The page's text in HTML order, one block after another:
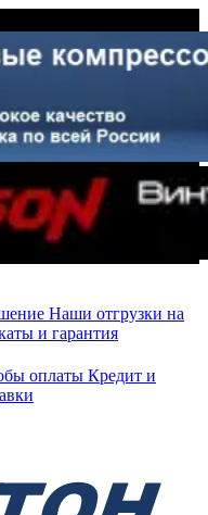
Наши отгрузки на
и гарантия
оплаты Кредит и